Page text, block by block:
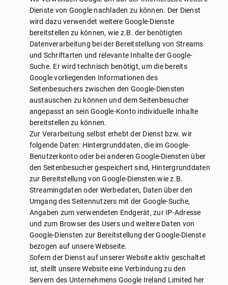
Dienste von Google nachladen zu können. Der Dienst
wird dazu verwendet weitere Google-Dienste
bereitstellen zu können, wie z.B. der benötigten
Datenverarbeitung bei der Bereitstellung von Streams
und Schriftarten und relevante Inhalte der Google-
Suche. Er wird technisch benötigt, um die bereits
Google vorliegenden Informationen des
Seitenbesuchers zwischen den Google-Diensten
austauschen zu können und dem Seitenbesucher
angepasst an sein Google-Konto individuelle Inhalte
bereitstellen zu können.
Zur Verarbeitung selbst erhebt der Dienst bzw. wir
folgende Daten: Hintergrunddaten, die im Google-
Benutzerkonto oder bei anderen Google-Diensten über
den Seitenbesucher gespeichert sind, Hintergrunddaten
zur Bereitstellung von Google-Diensten wie z.B.
Streamingdaten oder Werbedaten, Daten über den
Umgang des Seitennutzers mit der Google-Suche,
Angaben zum verwendeten Endgerät, zur IP-Adresse
und zum Browser des Users und weitere Daten von
Google-Diensten zur Bereitstellung der Google-Dienste
bezogen auf unsere Webseite.
Sofern der Dienst auf unserer Website aktiv geschaltet
ist, stellt unsere Website eine Verbindung zu den
Servern des Unternehmens Google Ireland Limited her